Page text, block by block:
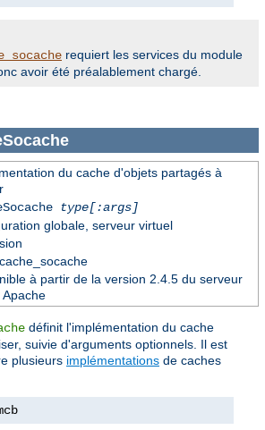
requiert les services du module
avoir été préalablement chargé.
du cache d'objets partagés à
type[:args]
globale, serveur virtuel
à partir de la version 2.4.5 du serveur
Apache
définit l'implémentation du cache
suivie d'arguments optionnels. Il est
plusieurs implémentations de caches